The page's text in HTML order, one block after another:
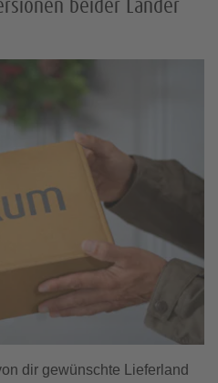
beider Länder
dir gewünschte Lieferland